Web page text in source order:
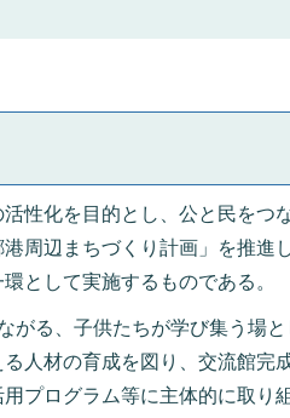
性化を目的とし、公と民をつ
周辺まちづくり計画」を推進
として実施するものである。
がる、子供たちが学び集う場
人材の育成を図り、交流館完
プログラム等に主体的に取り